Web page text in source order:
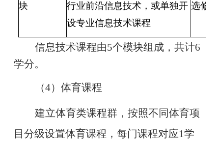
块
行业前沿信息技术，或单独开
设专业信息技术课程
选修
信息技术课程由5个模块组成，共计6
学分。
（4）体育课程
建立体育类课程群，按照不同体育项
目分级设置体育课程，每门课程对应1学